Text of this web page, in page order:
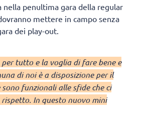
penultima gara della regular
mettere in campo senza
dei play-out.
tutto e la voglia di fare bene e
di noi è a disposizione per il
funzionali alle sfide che ci
In questo nuovo mini